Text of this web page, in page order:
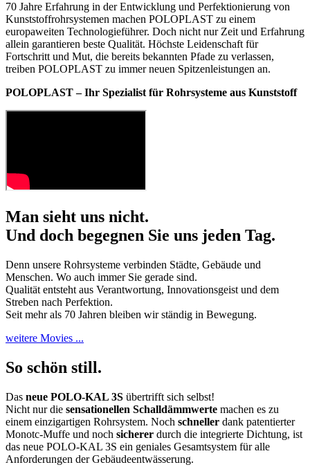
70 Jahre Erfahrung in der Entwicklung und Perfektionierung von
Kunststoffrohrsystemen machen POLOPLAST zu einem
europaweiten Technologieführer. Doch nicht nur Zeit und Erfahrung
allein garantieren beste Qualität. Höchste Leidenschaft für
Fortschritt und Mut, die bereits bekannten Pfade zu verlassen,
treiben POLOPLAST zu immer neuen Spitzenleistungen an.
POLOPLAST – Ihr Spezialist für Rohrsysteme aus Kunststoff
Man sieht uns nicht.
Und doch begegnen Sie uns jeden Tag.
Denn unsere Rohrsysteme verbinden Städte, Gebäude und
Menschen. Wo auch immer Sie gerade sind.
Qualität entsteht aus Verantwortung, Innovationsgeist und dem
Streben nach Perfektion.
Seit mehr als 70 Jahren bleiben wir ständig in Bewegung.
weitere Movies ...
So schön still.
Das neue POLO-KAL 3S übertrifft sich selbst!
Nicht nur die sensationellen Schalldämmwerte machen es zu
einem einzigartigen Rohrsystem. Noch schneller dank patentierter
Monotc-Muffe und noch sicherer durch die integrierte Dichtung, ist
das neue POLO-KAL 3S ein geniales Gesamtsystem für alle
Anforderungen der Gebäudeentwässerung.